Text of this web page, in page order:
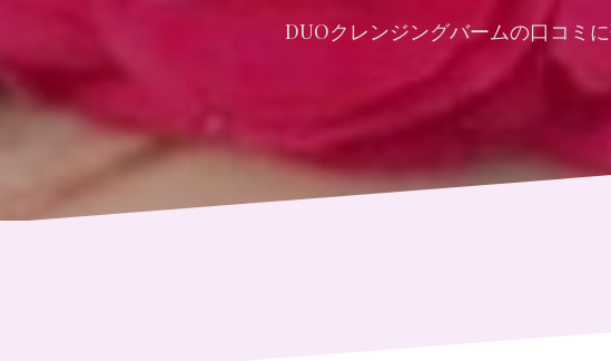
DUOクレンジングバームの口コミ